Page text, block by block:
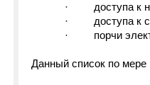
· доступа к
· доступа к
· порчи
Данный список по мере